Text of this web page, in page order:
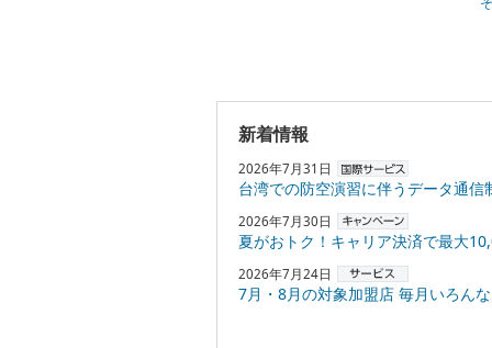
新着情報
2026年7月31日
台湾での防空演習に伴うデータ通信
2026年7月30日
夏がおトク！キャリア決済で最大10,000円
2026年7月24日
7月・8月の対象加盟店 毎月いろんなお店でPayPayポ